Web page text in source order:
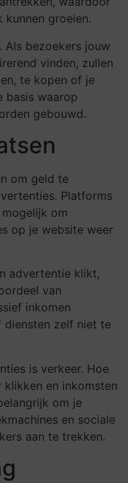
kunnen groeien.
. Als bezoekers jouw
vinden, zullen
te kopen of je
basis waarop
gebouwd.
om geld te
Platforms
om
op je website weer
advertentie klikt,
van
inkomen
zelf niet te
is verkeer. Hoe
klikken en inkomsten
om je
en sociale
aan te trekken.